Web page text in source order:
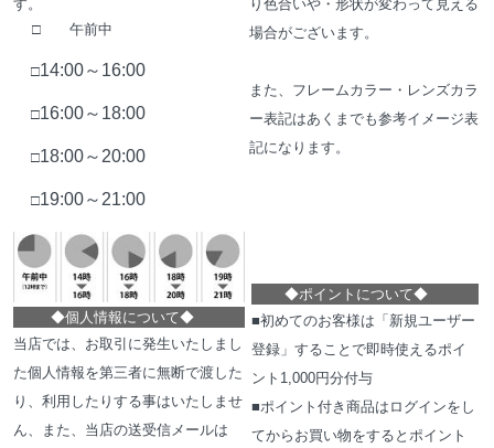
す。
□ 午前中
□14:00～16:00
□16:00～18:00
□18:00～20:00
□19:00～21:00
◆個人情報について◆
当店では、お取引に発生いたしまし
た個人情報を第三者に無断で渡した
り、利用したりする事はいたしませ
ん、また、当店の送受信メールは
り色合いや・形状が変わって見える
場合がございます。
また、フレームカラー・レンズカラ
ー表記はあくまでも参考イメージ表
記になります。
◆ポイントについて◆
■初めてのお客様は「新規ユーザー
登録」することで即時使えるポイ
ント1,000円分付与
■ポイント付き商品はログインをし
てからお買い物をするとポイント